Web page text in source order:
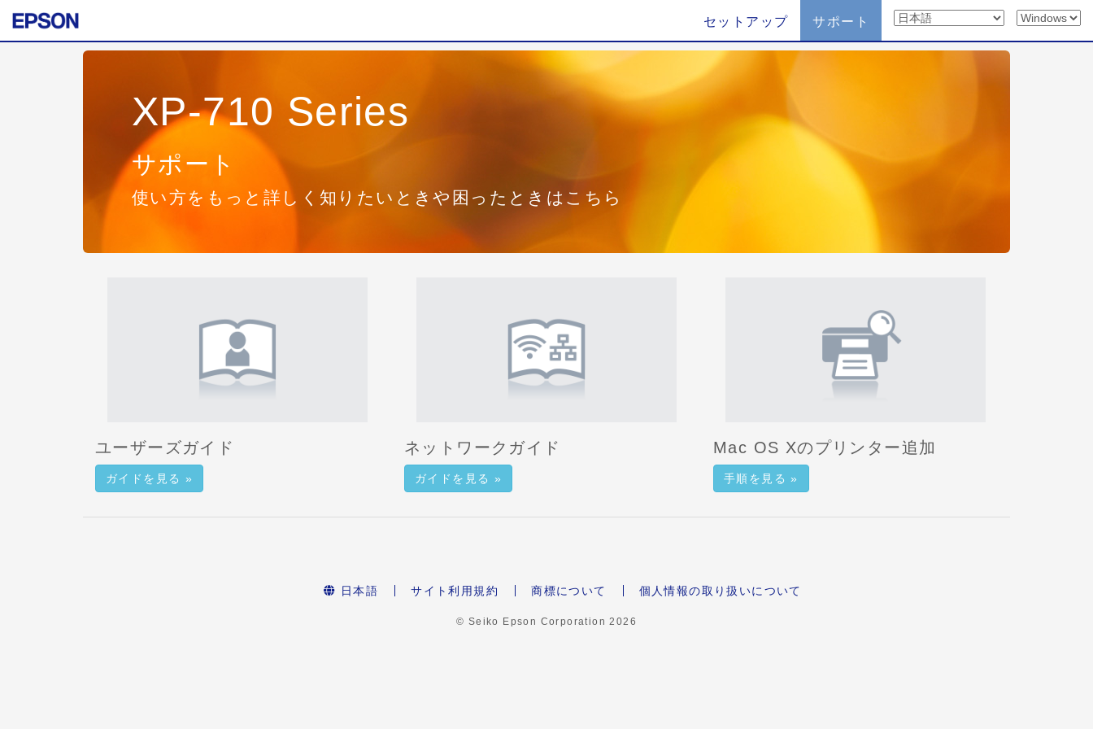
セットアップ サポート
XP-710 Series
サポート
使い方をもっと詳しく知りたいときや困ったときはこちら
ユーザーズガイド
ガイドを見る »
ネットワークガイド
ガイドを見る »
Mac OS Xのプリンター追加
手順を見る »
日本語 サイト利用規約 商標について 個人情報の取り扱いについて
© Seiko Epson Corporation 2026